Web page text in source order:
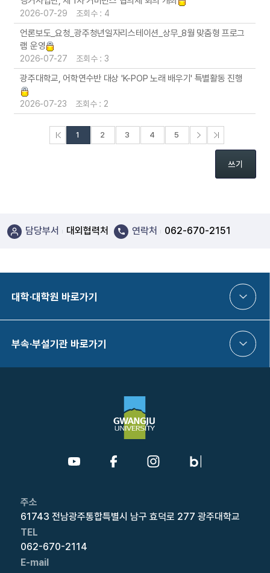
2026-07-29 조회수 : 4
언론보도_요청_광주청년일자리스테이션_상무_8월 맞춤형 프로그
램 운영
2026-07-27 조회수 : 3
광주대학교, 어학연수반 대상 'K-POP 노래 배우기' 특별활동 진행
2026-07-23 조회수 : 2
1 2 3 4 5
쓰기
담당부서 대외협력처 연락처 062-670-2151
대학·대학원 바로가기
부속·부설기관 바로가기
주소
61743 전남광주통합특별시 남구 효덕로 277 광주대학교
TEL
062-670-2114
E-mail